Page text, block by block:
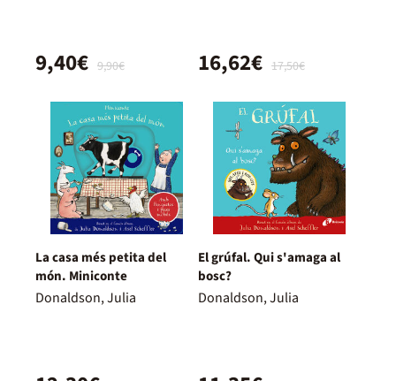
9,90€
9,40€ 17,50€
16,62€
La casa més petita del
món. Miniconte
Donaldson, Julia
El grúfal. Qui s'amaga al
bosc?
Donaldson, Julia